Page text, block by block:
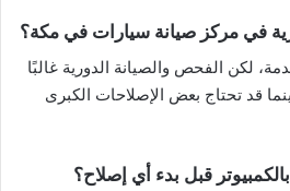
في مركز صيانة سيارات في مكة؟
لكن الفحص والصيانة الدورية غالبًا
قد تحتاج بعض الإصلاحات الكبرى
قبل بدء أي إصلاح؟